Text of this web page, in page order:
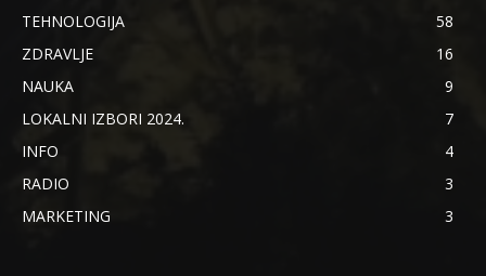
TEHNOLOGIJA
58
ZDRAVLJE
16
NAUKA
9
LOKALNI IZBORI 2024.
7
INFO
4
RADIO
3
MARKETING
3